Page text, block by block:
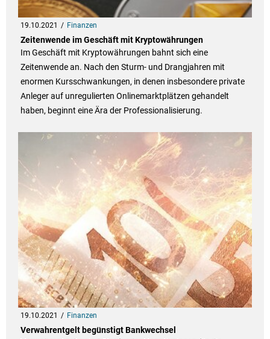
19.10.2021 Finanzen
Zeitenwende im Geschäft mit Kryptowährungen
Im Geschäft mit Kryptowährungen bahnt sich eine
Zeitenwende an. Nach den Sturm- und Drangjahren mit
enormen Kursschwankungen, in denen insbesondere private
Anleger auf unregulierten Onlinemarktplätzen gehandelt
haben, beginnt eine Ära der Professionalisierung.
19.10.2021 Finanzen
Verwahrentgelt begünstigt Bankwechsel